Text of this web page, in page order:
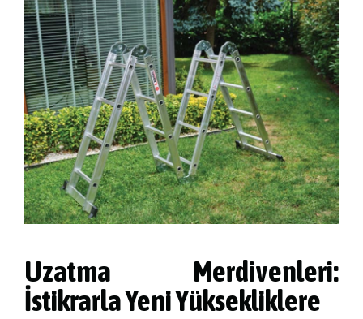
Uzatma Merdivenleri:
İstikrarla Yeni Yüksekliklere